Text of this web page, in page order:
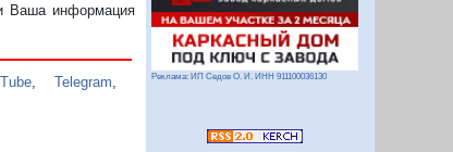
Ваша информация
,Telegram Реклама: ИП Седов О. И. ИНН 911100036130